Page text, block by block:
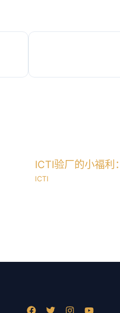
ICTI验厂的小福利
ICTI